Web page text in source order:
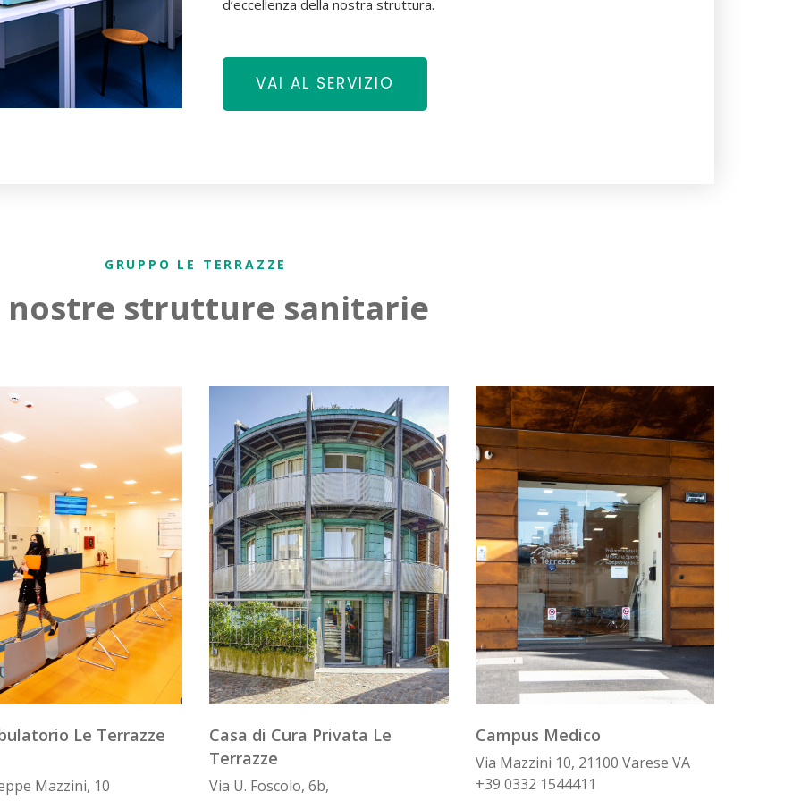
d’eccellenza della nostra struttura.
VAI AL SERVIZIO
GRUPPO LE TERRAZZE
nostre strutture sanitarie
Le Terrazze
Mazzini, 10
Casa di Cura Privata Le
Terrazze
Via U. Foscolo, 6b,
Campus Medico
Via Mazzini 10, 21100 Varese VA
+39 0332 1544411